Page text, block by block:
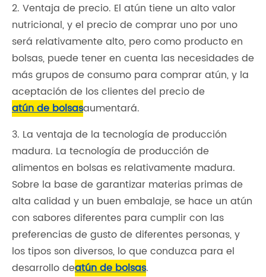
2. Ventaja de precio. El atún tiene un alto valor
nutricional, y el precio de comprar uno por uno
será relativamente alto, pero como producto en
bolsas, puede tener en cuenta las necesidades de
más grupos de consumo para comprar atún, y la
aceptación de los clientes del precio de
atún de bolsasaumentará.
3. La ventaja de la tecnología de producción
madura. La tecnología de producción de
alimentos en bolsas es relativamente madura.
Sobre la base de garantizar materias primas de
alta calidad y un buen embalaje, se hace un atún
con sabores diferentes para cumplir con las
preferencias de gusto de diferentes personas, y
los tipos son diversos, lo que conduzca para el
desarrollo deatún de bolsas.